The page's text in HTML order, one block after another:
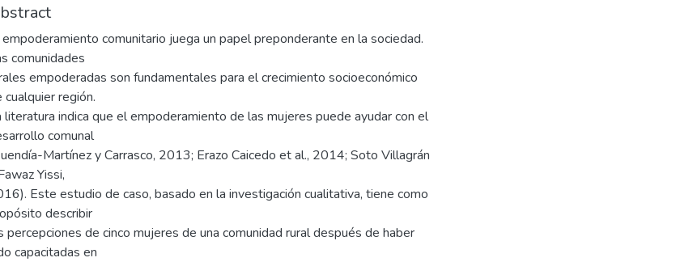
empoderamiento comunitario juega un papel preponderante en la sociedad.
comunidades
empoderadas son fundamentales para el crecimiento socioeconómico
cualquier región.
literatura indica que el empoderamiento de las mujeres puede ayudar con el
comunal
Martínez y Carrasco, 2013; Erazo Caicedo et al., 2014; Soto Villagrán
Yissi,
Este estudio de caso, basado en la investigación cualitativa, tiene como
describir
percepciones de cinco mujeres de una comunidad rural después de haber
capacitadas en